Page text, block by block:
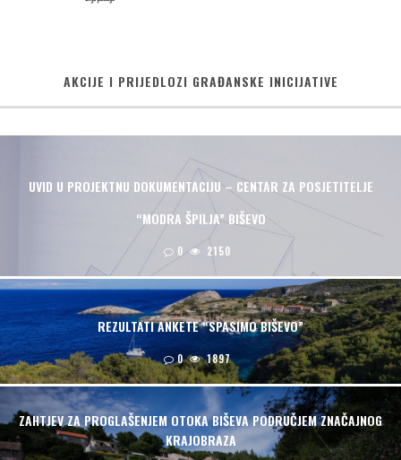
AKCIJE I PRIJEDLOZI GRAĐANSKE INICIJATIVE
UVID U PROJEKTNU DOKUMENTACIJU – CENTAR ZA POSJETITELJE
“MODRA ŠPILJA” BIŠEVO
0 2150
REZULTATI ANKETE “SPASIMO BIŠEVO”
0 1897
ZAHTJEV ZA PROGLAŠENJEM OTOKA BIŠEVA PODRUČJEM ZNAČAJNOG
KRAJOBRAZA